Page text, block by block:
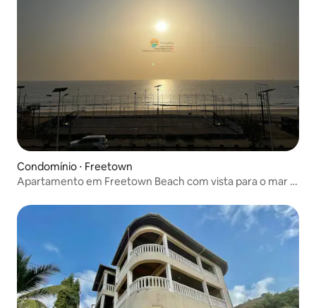
Condomínio ⋅ Freetown
Apartamento em Freetown Beach com vista para o mar e